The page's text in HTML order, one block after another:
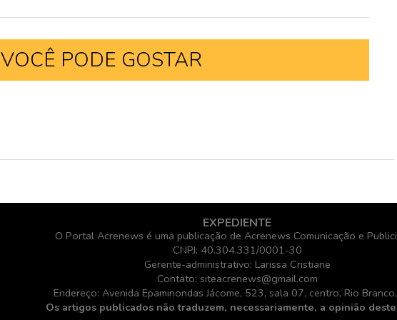
VOCÊ PODE GOSTAR
EXPEDIENTE
O Portal Acrenews é uma publicação de Acrenews Comunicação e
CNPJ: 40.304.331/0001-30
Gerente-administrativo: Larissa Cristiane
Contato: siteacrenews@gmail.com
Endereço: Avenida Epaminondas Jácome, 523, sala 07, centro, Rio
Os artigos publicados não traduzem, necessariamente, a opinião